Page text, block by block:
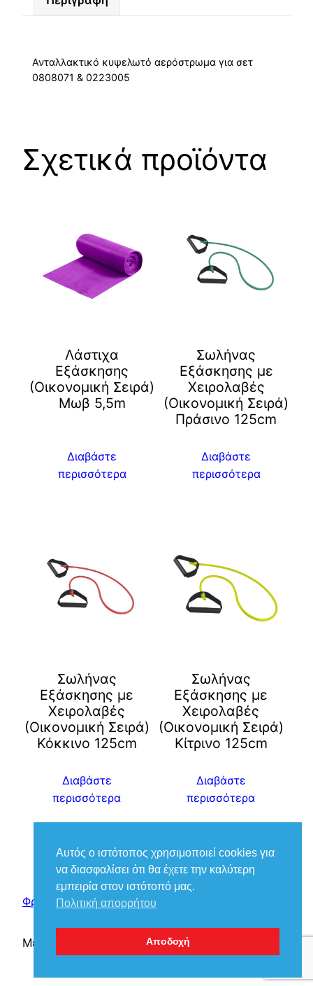
Ανταλλακτικό κυψελωτό αερόστρωμα για σετ
0808071 & 0223005
Σχετικά προϊόντα
Λάστιχα
Εξάσκησης
(Οικονομική Σειρά)
Μωβ 5,5m
Διαβάστε
περισσότερα
Σωλήνας
Εξάσκησης με
Χειρολαβές
(Οικονομική Σειρά)
Πράσινο 125cm
Διαβάστε
περισσότερα
Σωλήνας
Εξάσκησης με
Χειρολαβές
(Οικονομική Σειρά)
Κόκκινο 125cm
Διαβάστε
περισσότερα
Σωλήνας
Εξάσκησης με
Χειρολαβές
(Οικονομική Σειρά)
Kίτρινο 125cm
Διαβάστε
περισσότερα
Φροντίδα Ιατρικά – Βούκιας Βασίλειος
Με την υποστήριξη τουWordPress
Αυτός ο ιστότοπος χρησιμοποιεί cookies για
να διασφαλίσει ότι θα έχετε την καλύτερη
εμπειρία στον ιστότοπό μας.
Πολιτική απορρήτου
Αποδοχή